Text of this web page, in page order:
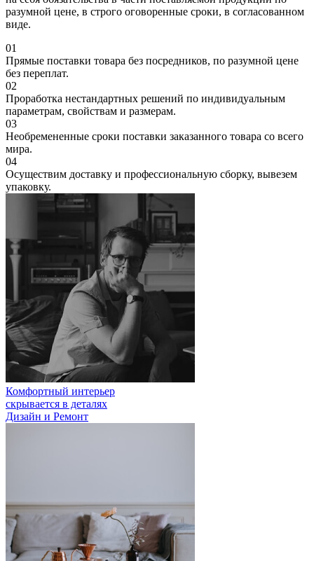
разумной цене, в строго оговоренные сроки, в согласованном
виде.
01
Прямые поставки товара без посредников, по разумной цене
без переплат.
02
Проработка нестандартных решений по индивидуальным
параметрам, свойствам и размерам.
03
Необремененные сроки поставки заказанного товара cо всего
мира.
04
Осуществим доставку и профессиональную сборку, вывезем
упаковку.
Комфортный интерьер
скрывается в деталях
Дизайн и Ремонт